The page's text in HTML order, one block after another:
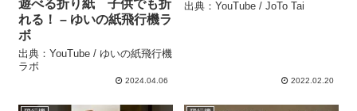
遊べる折り紙 子供でも折
れる！ – ゆいの紙飛行機ラ
ボ
出典：YouTube / ゆいの紙飛行機
ラボ
2024.04.06
出典：YouTube / JoTo Tai
2022.02.20